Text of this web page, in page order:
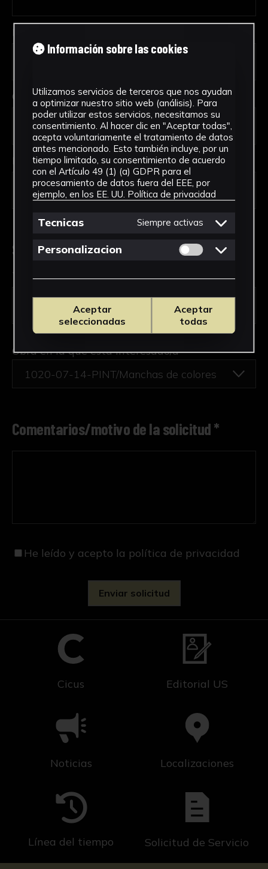
Código Postal *
País *
Solicitud de Servicio
Tipo de solicitud *
Obra en la que está interesado/a*
1020-07-14-PINT/Manchas de colores
Comentarios/motivo de la solicitud *
He leído y acepto la política de privacidad
Cicus Editorial US
Noticias Localizaciones
Línea del tiempo Solicitud de Servicio
Información sobre las cookies
Utilizamos servicios de terceros que nos ayudan
a optimizar nuestro sitio web (análisis). Para
poder utilizar estos servicios, necesitamos su
consentimiento. Al hacer clic en "Aceptar todas",
acepta voluntariamente el tratamiento de datos
antes mencionado. Esto también incluye, por un
tiempo limitado, su consentimiento de acuerdo
con el Artículo 49 (1) (a) GDPR para el
procesamiento de datos fuera del EEE, por
ejemplo, en los EE. UU. Política de privacidad
Tecnicas Siempre activas
Personalizacion Permitir cookies
Aceptar
seleccionadas
Aceptar
todas